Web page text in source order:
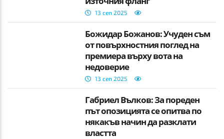
13 сеп 2025
Божидар Божанов: Учуден съм
от повърхностния поглед на
премиера върху вота на
недоверие
13 сеп 2025
Габриел Вълков: За пореден
път опозицията се опитва по
някакъв начин да разклати
властта